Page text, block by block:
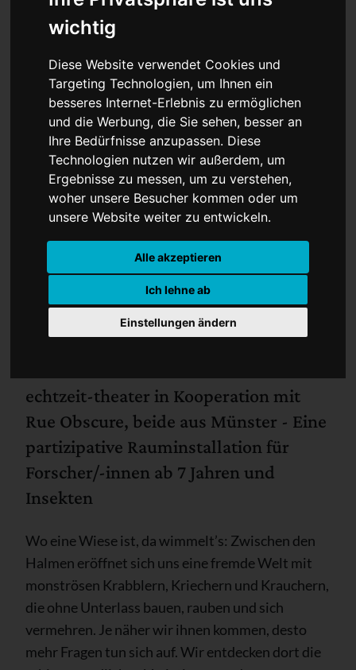
wichtig
Diese Website verwendet Cookies und
Targeting Technologien, um Ihnen ein
besseres Internet-Erlebnis zu ermöglichen
und die Werbung, die Sie sehen, besser an
Ihre Bedürfnisse anzupassen. Diese
Technologien nutzen wir außerdem, um
Ergebnisse zu messen, um zu verstehen,
woher unsere Besucher kommen oder um
unsere Website weiter zu entwickeln.
Alle akzeptieren
Ich lehne ab
Einstellungen ändern
Theater in der Meerwiese
echtzeit-theater in Kooperation mit
Rue Obscure, beide aus Münster - Eine
partizipative Rauminstallation für
Forscher/-innen ab 7 Jahren und
Insekten
Wo eine Wiese ist, da wimmelt’s: Zwischen den
Halmen eröffnet sich uns eine fremde Welt mit
monströsen Krabblern, Kriechern und Krauchern,
die ohne Unterlass bauen, rauben und sich
vermehren. Je näher wir ihnen kommen, desto
mehr Fragen tun sich auf. Wir entdecken dort die